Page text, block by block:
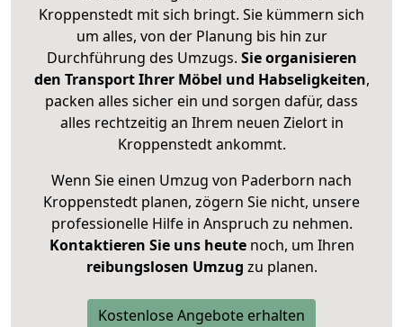
Kroppenstedt mit sich bringt. Sie kümmern sich
um alles, von der Planung bis hin zur
Durchführung des Umzugs. Sie organisieren
den Transport Ihrer Möbel und Habseligkeiten,
packen alles sicher ein und sorgen dafür, dass
alles rechtzeitig an Ihrem neuen Zielort in
Kroppenstedt ankommt.
Wenn Sie einen Umzug von Paderborn nach
Kroppenstedt planen, zögern Sie nicht, unsere
professionelle Hilfe in Anspruch zu nehmen.
Kontaktieren Sie uns heutenoch, um Ihren
reibungslosen Umzug zu planen.
Kostenlose Angebote erhalten